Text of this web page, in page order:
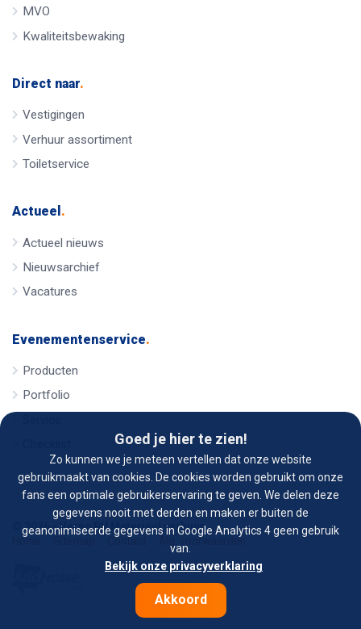
Goed je hier te zien!
Zo kunnen we je meteen vertellen dat onze website
gebruikmaakt van cookies. De cookies worden gebruikt om onze
fans een optimale gebruikerservaring te geven. We delen deze
gegevens nooit met derden en maken er buiten de
geanonimiseerde gegevens in Google Analytics 4 geen gebruik
van.
Bekijk onze privacyverklaring
Akkoord
MVO
Kwaliteitsbewaking
Direct naar.
Vestigingen
Verhuur assortiment
Toiletservice
Actueel .
Actueel nieuws
Nieuwsarchief
Vacatures
Evenementenservice.
Producten
Portfolio
© 2026 - Verno BV Materieel verhuur
Home
Contact Alg. voorwaarden